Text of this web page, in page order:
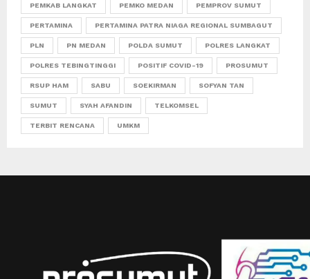
PEMKAB LANGKAT PEMKO MEDAN PEMPROV SUMUT
PERTAMINA PERTAMINA PATRA NIAGA REGIONAL SUMBAGUT
PLN PN MEDAN POLDA SUMUT POLRES LANGKAT
POLRES TEBINGTINGGI POSITIF COVID-19 PROSUMUT
RSUP HAM SABU SOEKIRMAN SOFYAN TAN
SUMUT SYAH AFANDIN TELKOMSEL
TERBIT RENCANA UMKM